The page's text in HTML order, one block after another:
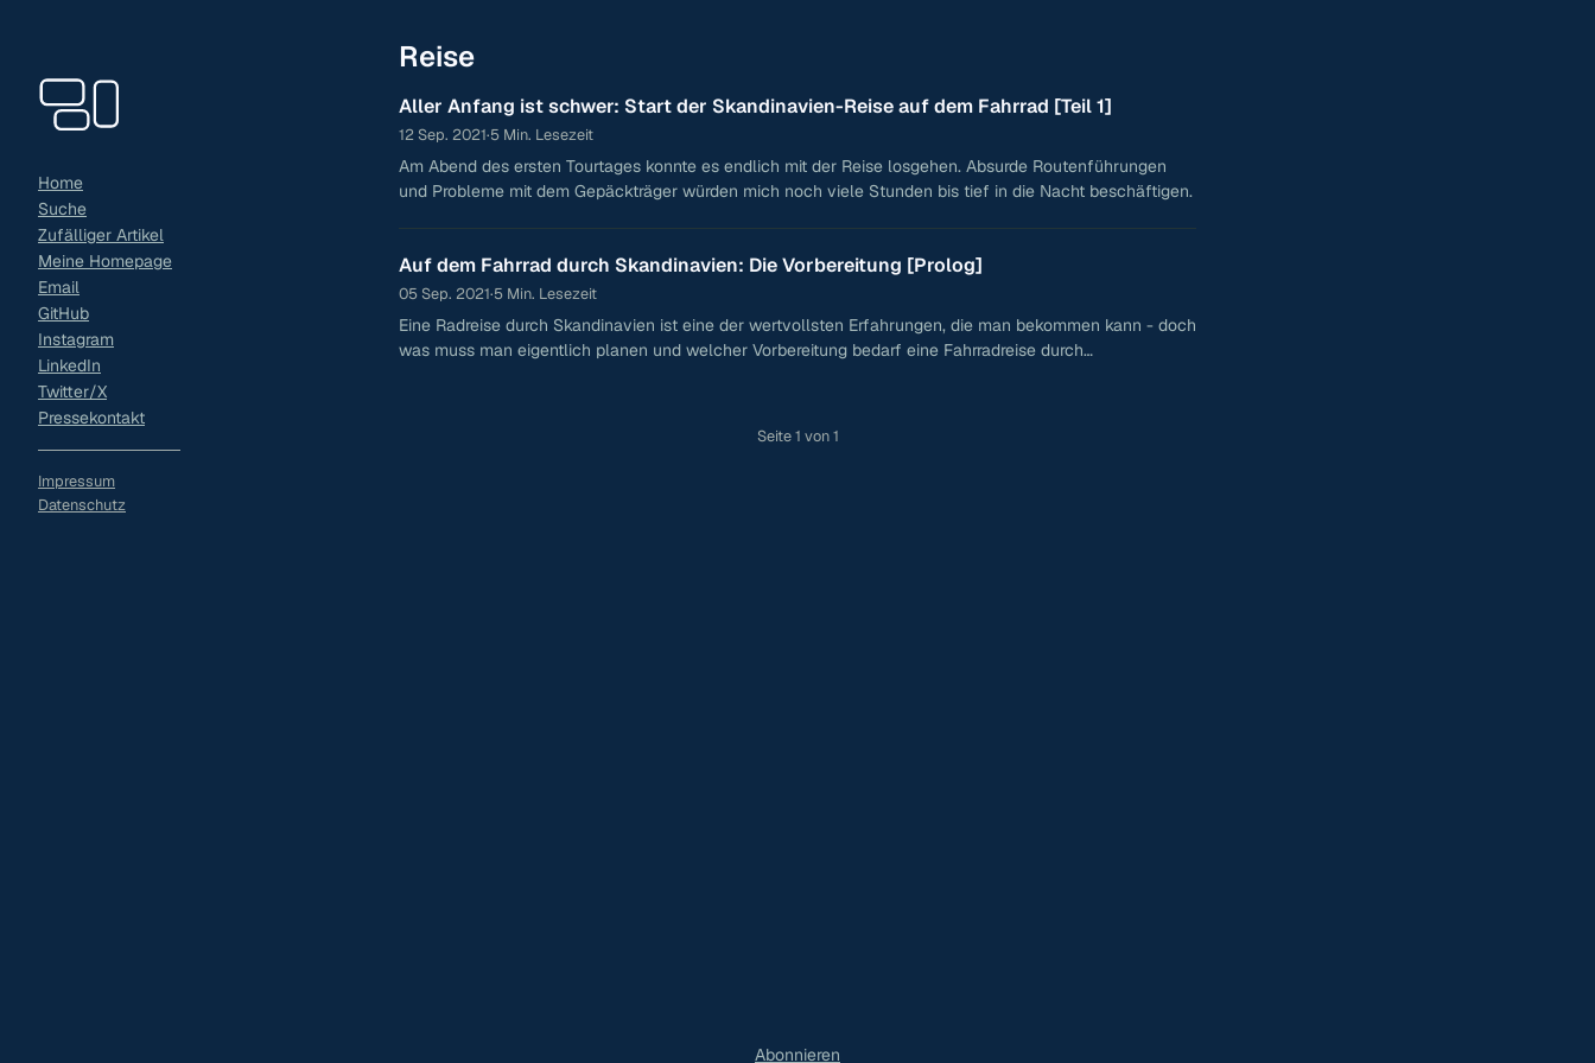
Home
Suche
Zufälliger Artikel
Meine Homepage
Email
GitHub
Instagram
LinkedIn
Twitter/X
Pressekontakt
Impressum
Datenschutz
Reise
Aller Anfang ist schwer: Start der Skandinavien-Reise auf dem Fahrrad [Teil 1]
12 Sep. 2021·5 Min. Lesezeit
Am Abend des ersten Tourtages konnte es endlich mit der Reise losgehen. Absurde Routenführungen
und Probleme mit dem Gepäckträger würden mich noch viele Stunden bis tief in die Nacht beschäftigen.
Auf dem Fahrrad durch Skandinavien: Die Vorbereitung [Prolog]
05 Sep. 2021·5 Min. Lesezeit
Eine Radreise durch Skandinavien ist eine der wertvollsten Erfahrungen, die man bekommen kann - doch
was muss man eigentlich planen und welcher Vorbereitung bedarf eine Fahrradreise durch
Seite 1 von 1
Abonnieren